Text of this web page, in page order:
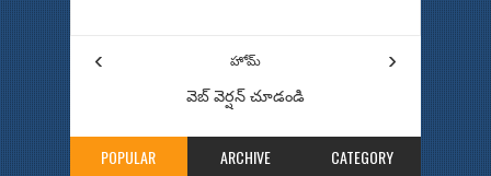
‹ ›
హోమ్
వెబ్ వెర్షన్‌ చూడండి
POPULAR ARCHIVE CATEGORY